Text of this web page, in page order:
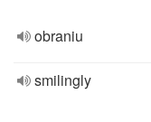
obraniu
smilingly